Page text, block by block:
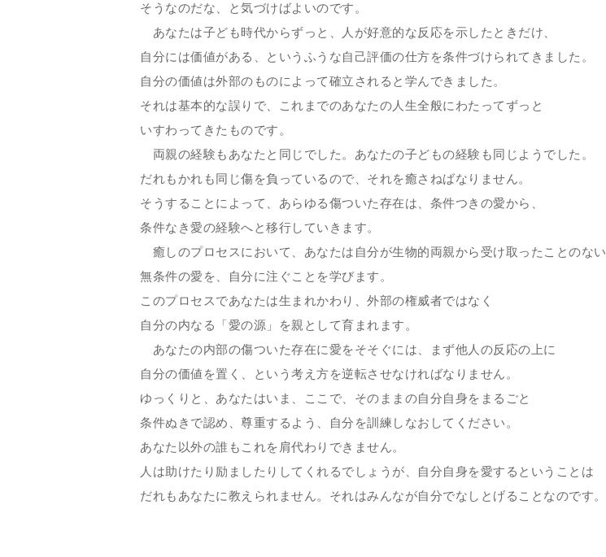
そうなのだな、と気づけばよいのです。
あなたは子ども時代からずっと、人が好意的な反応を示したときだけ、
自分には価値がある、というふうな自己評価の仕方を条件づけられてきました。
自分の価値は外部のものによって確立されると学んできました。
それは基本的な誤りで、これまでのあなたの人生全般にわたってずっと
いすわってきたものです。
両親の経験もあなたと同じでした。あなたの子どもの経験も同じようでした。
だれもかれも同じ傷を負っているので、それを癒さねばなりません。
そうすることによって、あらゆる傷ついた存在は、条件つきの愛から、
条件なき愛の経験へと移行していきます。
癒しのプロセスにおいて、あなたは自分が生物的両親から受け取ったことのない
無条件の愛を、自分に注ぐことを学びます。
このプロセスであなたは生まれかわり、外部の権威者ではなく
自分の内なる「愛の源」を親として育まれます。
あなたの内部の傷ついた存在に愛をそそぐには、まず他人の反応の上に
自分の価値を置く、という考え方を逆転させなければなりません。
ゆっくりと、あなたはいま、ここで、そのままの自分自身をまるごと
条件ぬきで認め、尊重するよう、自分を訓練しなおしてください。
あなた以外の誰もこれを肩代わりできません。
人は助けたり励ましたりしてくれるでしょうが、自分自身を愛するということは
だれもあなたに教えられません。それはみんなが自分でなしとげることなのです。